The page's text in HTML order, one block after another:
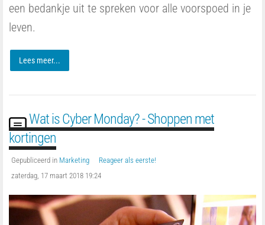
een bedankje uit te spreken voor alle voorspoed in je
leven.
Lees meer...
Wat is Cyber Monday? - Shoppen met
kortingen
Gepubliceerd in Marketing
Reageer als eerste!
zaterdag, 17 maart 2018 19:24